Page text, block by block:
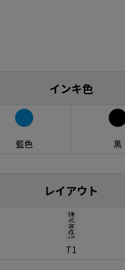
インキ色
藍色 黒
レイアウト
T1